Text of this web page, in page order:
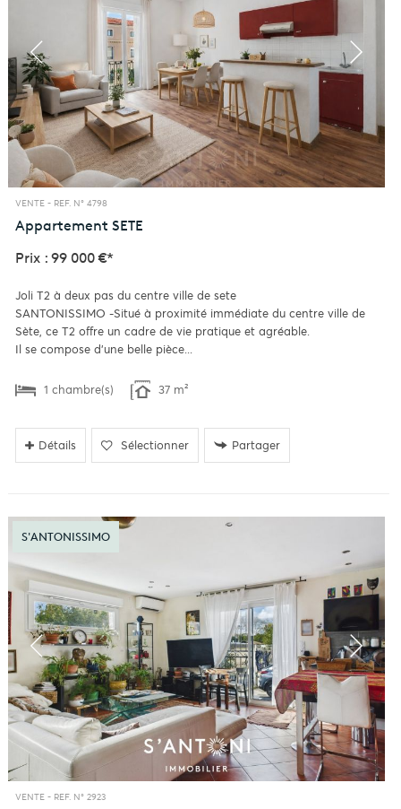
VENTE - REF. N° 4798
Appartement SETE
Prix : 99 000 €*
Joli T2 à deux pas du centre ville de sete
SANTONISSIMO -Situé à proximité immédiate du centre ville de
Sète, ce T2 offre un cadre de vie pratique et agréable.
Il se compose d'une belle pièce...
1 chambre(s) 37 m²
Détails Sélectionner Partager
S'ANTONISSIMO
VENTE - REF. N° 2923